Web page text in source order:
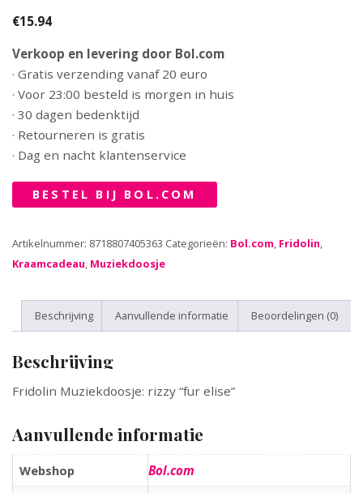
€15.94
Verkoop en levering door Bol.com
· Gratis verzending vanaf 20 euro
· Voor 23:00 besteld is morgen in huis
· 30 dagen bedenktijd
· Retourneren is gratis
· Dag en nacht klantenservice
BESTEL BIJ BOL.COM
Artikelnummer: 8718807405363 Categorieën: Bol.com, Fridolin,
Kraamcadeau, Muziekdoosje
Beschrijving Aanvullende informatie Beoordelingen (0)
Beschrijving
Fridolin Muziekdoosje: rizzy “fur elise”
Aanvullende informatie
Webshop Bol.com